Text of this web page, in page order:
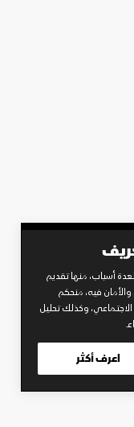
أسباب، منها تقديم
فيه، منحكم
وكذلك تحليل
اعرف أكثر